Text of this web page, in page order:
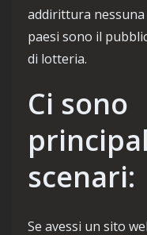
addirittura
paesi sono il
di lotteria.
Ci sono
scenari:
Se avessi un sito